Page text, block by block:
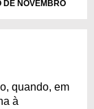
NOVEMBRO
quando, em
à